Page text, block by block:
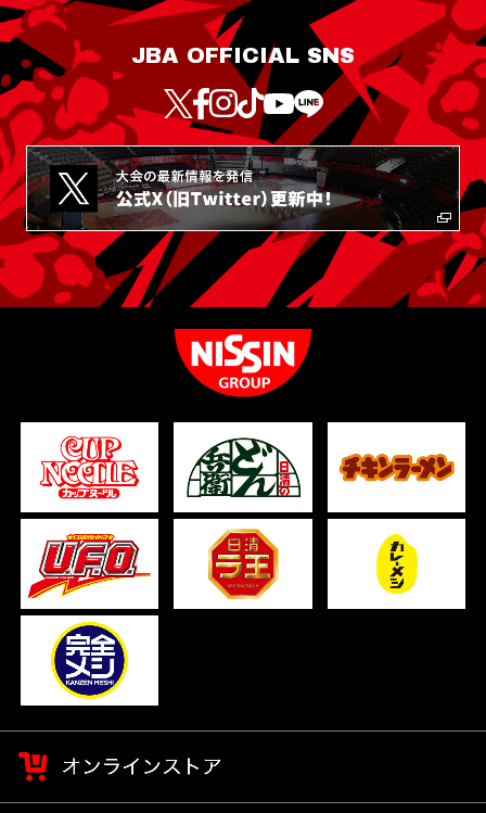
JBA OFFICIAL SNS